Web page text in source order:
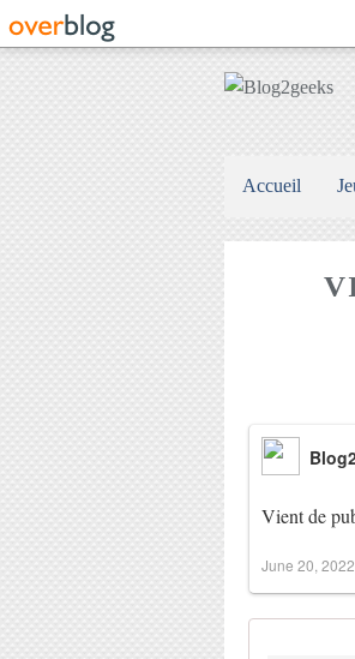
Accueil
Vient de
June 20, 2022